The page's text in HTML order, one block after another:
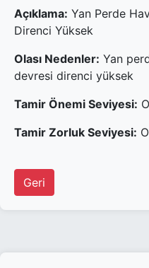
Açıklama: Yan Perde
Direnci Yüksek
Olası Nedenler: Yan
devresi direnci yüksek
Tamir Önemi Seviyesi:
Tamir Zorluk Seviyesi:
Geri